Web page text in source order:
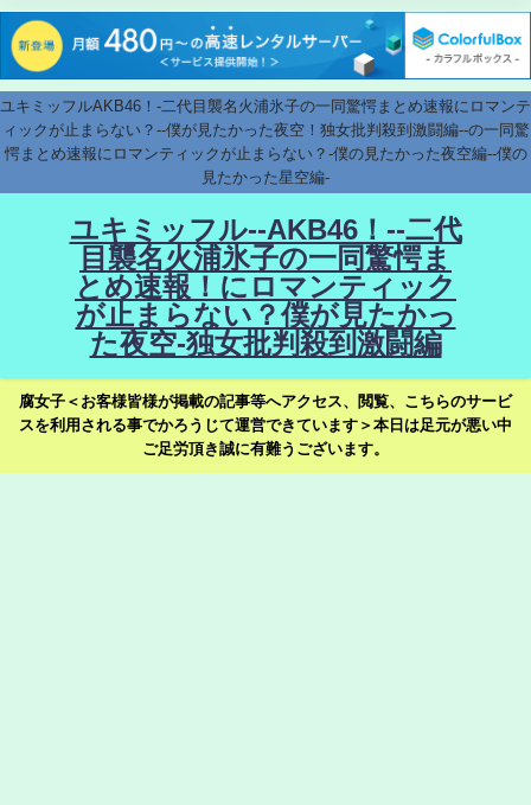
ユキミッフルAKB46！-二代目襲名火浦氷子の一同驚愕まとめ速報にロマンテ
ィックが止まらない？--僕が見たかった夜空！独女批判殺到激闘編--の一同驚
愕まとめ速報にロマンティックが止まらない？-僕の見たかった夜空編--僕の
見たかった星空編-
ユキミッフル--AKB46！--二代
目襲名火浦氷子の一同驚愕ま
とめ速報！にロマンティック
が止まらない？僕が見たかっ
た夜空-独女批判殺到激闘編
腐女子＜お客様皆様が掲載の記事等へアクセス、閲覧、こちらのサービ
スを利用される事でかろうじて運営できています＞本日は足元が悪い中
ご足労頂き誠に有難うございます。